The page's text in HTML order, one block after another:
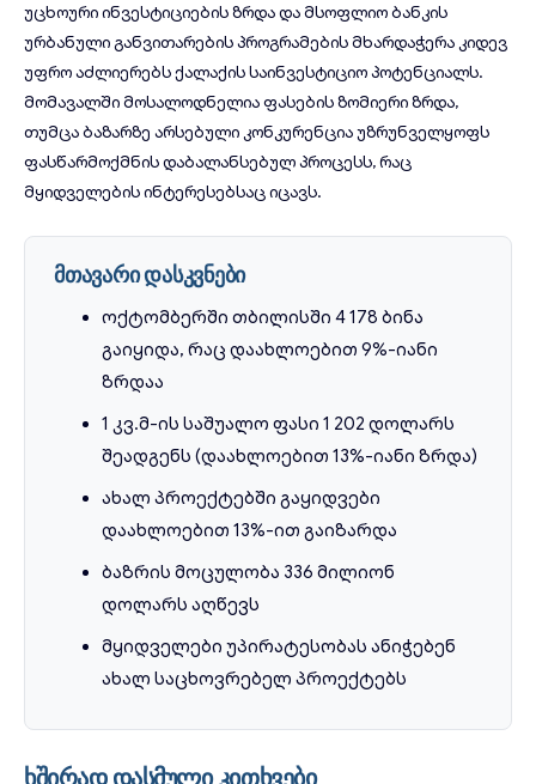
უცხოური ინვესტიციების ზრდა დამსოფლიო ბანკის
ურბანული განვითარების პროგრამებისმხარდაჭერა კიდევ
უფრო აძლიერებს ქალაქის საინვესტიციო პოტენციალს.
მომავალში მოსალოდნელია ფასების ზომიერი ზრდა,
თუმცა ბაზარზე არსებული კონკურენცია უზრუნველყოფს
ფასწარმოქმნის დაბალანსებულ პროცესს, რაც
მყიდველების ინტერესებსაც იცავს.
მთავარი დასკვნები
ოქტომბერში თბილისში 4 178 ბინა
გაიყიდა, რაც დაახლოებით 9%-იანი
ზრდაა
1 კვ.მ-ის საშუალო ფასი 1 202 დოლარს
შეადგენს (დაახლოებით 13%-იანი ზრდა)
ახალ პროექტებში გაყიდვები
დაახლოებით 13%-ით გაიზარდა
ბაზრის მოცულობა 336 მილიონ
დოლარს აღწევს
მყიდველები უპირატესობას ანიჭებენ
ახალ საცხოვრებელ პროექტებს
ხშირად დასმული კითხვები